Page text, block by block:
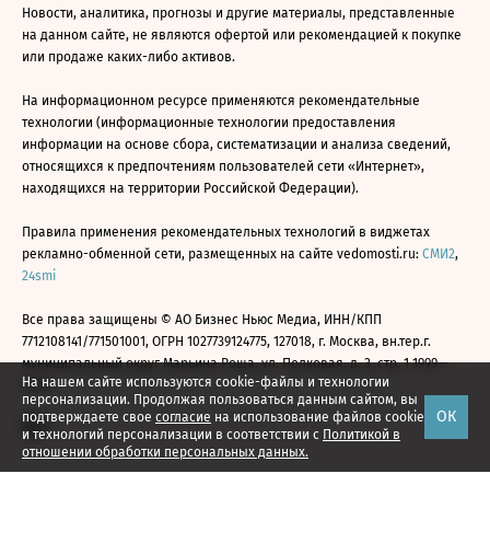
На нашем сайте используются cookie-файлы и технологии
персонализации. Продолжая пользоваться данным сайтом, вы
подтверждаете свое согласие на использование файлов cookie
и технологий персонализации в соответствии с Политикой в
отношении обработки персональных данных.
ОК
Новости, аналитика, прогнозы и другие материалы, представленные
на данном сайте, не являются офертой или рекомендацией к покупке
или продаже каких-либо активов.
На информационном ресурсе применяются рекомендательные
технологии (информационные технологии предоставления
информации на основе сбора, систематизации и анализа сведений,
относящихся к предпочтениям пользователей сети «Интернет»,
находящихся на территории Российской Федерации).
Правила применения рекомендательных технологий в виджетах
рекламно-обменной сети, размещенных на сайте vedomosti.ru: СМИ2,
24smi
Все права защищены © АО Бизнес Ньюс Медиа, ИНН/КПП
7712108141/771501001, ОГРН 1027739124775, 127018, г. Москва, вн.тер.г.
муниципальный округ Марьина Роща, ул. Полковая, д. 3, стр. 1 1999—
2026